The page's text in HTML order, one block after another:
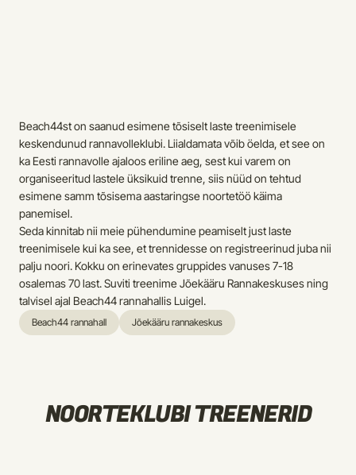
Beach44st on saanud esimene tõsiselt laste treenimisele
keskendunud rannavolleklubi. Liialdamata võib öelda, et see on
ka Eesti rannavolle ajaloos eriline aeg, sest kui varem on
organiseeritud lastele üksikuid trenne, siis nüüd on tehtud
esimene samm tõsisema aastaringse noortetöö käima
panemisel.
Seda kinnitab nii meie pühendumine peamiselt just laste
treenimisele kui ka see, et trennidesse on registreerinud juba nii
palju noori. Kokku on erinevates gruppides vanuses 7-18
osalemas 70 last. Suviti treenime Jõekääru Rannakeskuses ning
talvisel ajal Beach44 rannahallis Luigel.
Beach44 rannahall Jõekääru rannakeskus
NOORTEKLUBI TREENERID